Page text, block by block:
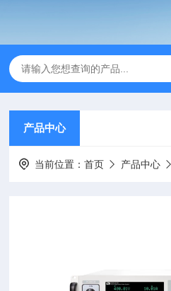
产品中心
当前位置：首页 产品中心